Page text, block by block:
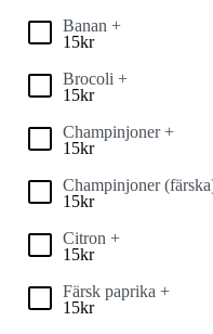
Banan +
15kr
Brocoli +
15kr
Champinjoner +
15kr
Champinjoner
15kr
Citron +
15kr
Färsk paprika +
15kr